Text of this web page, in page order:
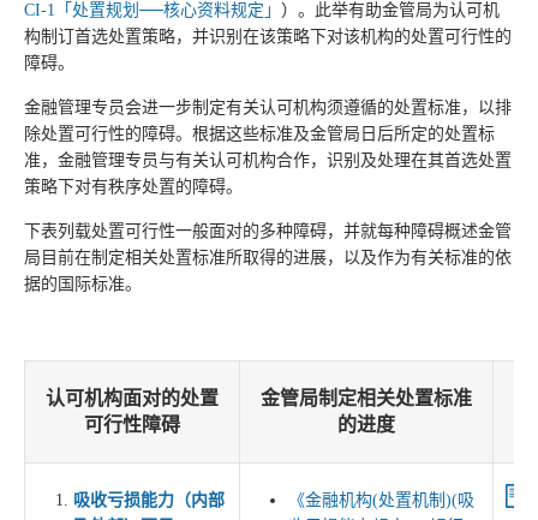
CI-1「处置规划──核心资料规定」 ）。此举有助金管局为认可机
构制订首选处置策略，并识别在该策略下对该机构的处置可行性的
障碍。
金融管理专员会进一步制定有关认可机构须遵循的处置标准，以排
除处置可行性的障碍。根据这些标准及金管局日后所定的处置标
准，金融管理专员与有关认可机构合作，识别及处理在其首选处置
策略下对有秩序处置的障碍。
下表列载处置可行性一般面对的多种障碍，并就每种障碍概述金管
局目前在制定相关处置标准所取得的进展，以及作为有关标准的依
据的国际标准。
认可机构面对的处置
可行性障碍
金管局制定相关处置标准
的进度
吸收亏损能力（内部
《金融机构(处置机制)(吸